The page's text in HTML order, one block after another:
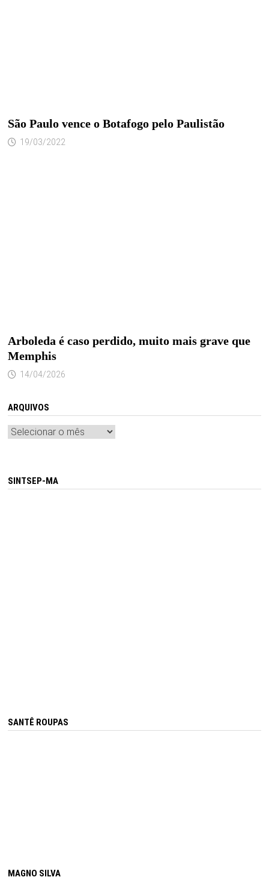
São Paulo vence o Botafogo pelo Paulistão
19/03/2022
Arboleda é caso perdido, muito mais grave que
Memphis
14/04/2026
ARQUIVOS
Arquivos
SINTSEP-MA
SANTÊ ROUPAS
MAGNO SILVA